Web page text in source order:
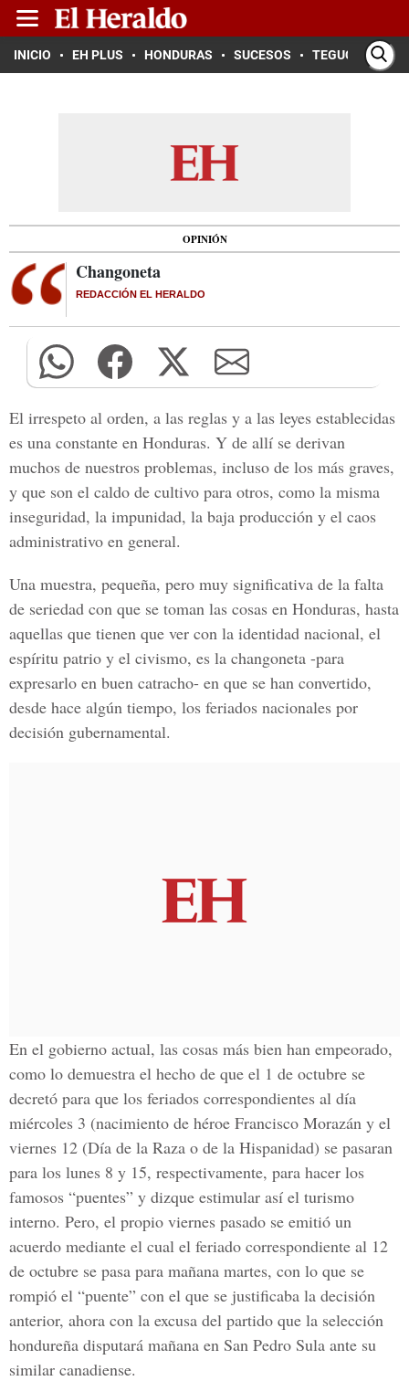
INICIO EH PLUS HONDURAS SUCESOS TEGUCIGALPA
OPINIÓN
Changoneta
REDACCIÓN EL HERALDO
El irrespeto al orden, a las reglas y a las leyes establecidas
es una constante en Honduras. Y de allí se derivan
muchos de nuestros problemas, incluso de los más graves,
y que son el caldo de cultivo para otros, como la misma
inseguridad, la impunidad, la baja producción y el caos
administrativo en general.
Una muestra, pequeña, pero muy significativa de la falta
de seriedad con que se toman las cosas en Honduras, hasta
aquellas que tienen que ver con la identidad nacional, el
espíritu patrio y el civismo, es la changoneta -para
expresarlo en buen catracho- en que se han convertido,
desde hace algún tiempo, los feriados nacionales por
decisión gubernamental.
En el gobierno actual, las cosas más bien han empeorado,
como lo demuestra el hecho de que el 1 de octubre se
decretó para que los feriados correspondientes al día
miércoles 3 (nacimiento de héroe Francisco Morazán y el
viernes 12 (Día de la Raza o de la Hispanidad) se pasaran
para los lunes 8 y 15, respectivamente, para hacer los
famosos “puentes” y dizque estimular así el turismo
interno. Pero, el propio viernes pasado se emitió un
acuerdo mediante el cual el feriado correspondiente al 12
de octubre se pasa para mañana martes, con lo que se
rompió el “puente” con el que se justificaba la decisión
anterior, ahora con la excusa del partido que la selección
hondureña disputará mañana en San Pedro Sula ante su
similar canadiense.